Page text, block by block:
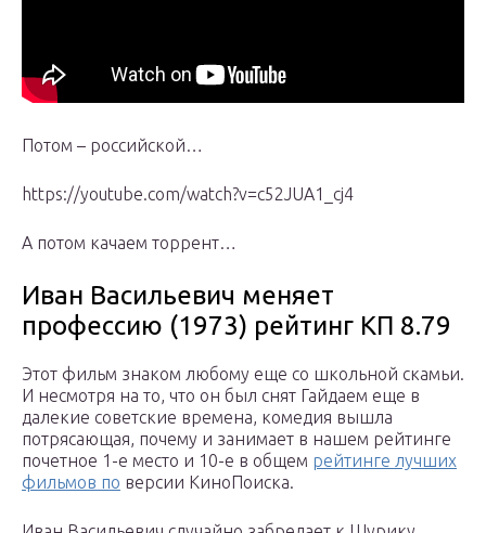
Потом – российской…
https://youtube.com/watch?v=c52JUA1_cj4
А потом качаем торрент…
Иван Васильевич меняет
профессию (1973) рейтинг КП 8.79
Этот фильм знаком любому еще со школьной скамьи.
И несмотря на то, что он был снят Гайдаем еще в
далекие советские времена, комедия вышла
потрясающая, почему и занимает в нашем рейтинге
почетное 1-е место и 10-е в общем рейтинге лучших
фильмов по версии КиноПоиска.